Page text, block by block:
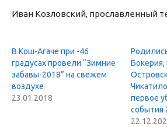
Иван Козловский, прославленный
В Кош-Агаче при -46
градусах провели “Зимние
забавы-2018” на свежем
воздухе
23.01.2018
первое
события